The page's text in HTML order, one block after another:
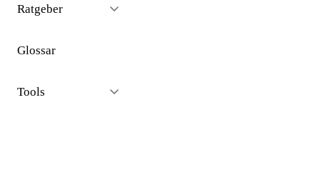
Ratgeber
Glossar
Tools